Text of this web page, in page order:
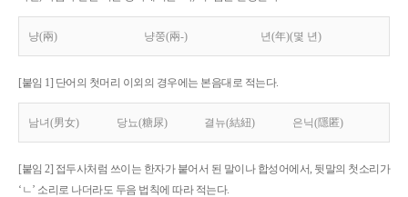
냥(兩) 냥쭝(兩-) 년(年)(몇 년)
[붙임 1] 단어의 첫머리 이외의 경우에는 본음대로 적는다.
남녀(男女) 당뇨(糖尿) 결뉴(結紐) 은닉(隱匿)
[붙임 2] 접두사처럼 쓰이는 한자가 붙어서 된 말이나 합성어에서, 뒷말의 첫소리가
‘ㄴ’ 소리로 나더라도 두음 법칙에 따라 적는다.